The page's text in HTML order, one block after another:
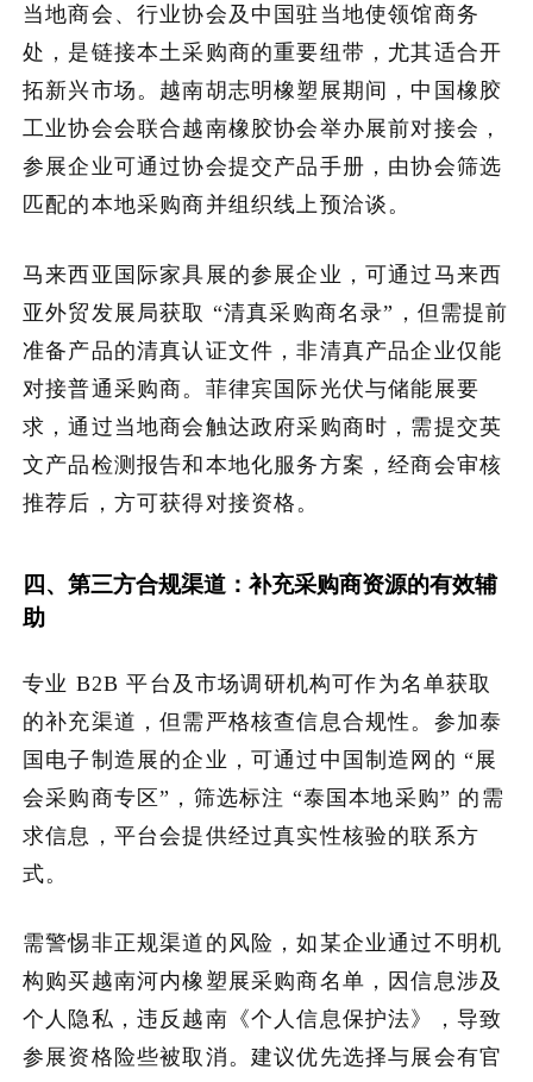
当地商会、行业协会及中国驻当地使领馆商务
处，是链接本土采购商的重要纽带，尤其适合开
拓新兴市场。越南胡志明橡塑展期间，中国橡胶
工业协会会联合越南橡胶协会举办展前对接会，
参展企业可通过协会提交产品手册，由协会筛选
匹配的本地采购商并组织线上预洽谈。
马来西亚国际家具展的参展企业，可通过马来西
亚外贸发展局获取 “清真采购商名录”，但需提前
准备产品的清真认证文件，非清真产品企业仅能
对接普通采购商。菲律宾国际光伏与储能展要
求，通过当地商会触达政府采购商时，需提交英
文产品检测报告和本地化服务方案，经商会审核
推荐后，方可获得对接资格。
四、第三方合规渠道：补充采购商资源的有效辅
助
专业 B2B 平台及市场调研机构可作为名单获取
的补充渠道，但需严格核查信息合规性。参加泰
国电子制造展的企业，可通过中国制造网的 “展
会采购商专区”，筛选标注 “泰国本地采购” 的需
求信息，平台会提供经过真实性核验的联系方
式。
需警惕非正规渠道的风险，如某企业通过不明机
构购买越南河内橡塑展采购商名单，因信息涉及
个人隐私，违反越南《个人信息保护法》，导致
参展资格险些被取消。建议优先选择与展会有官